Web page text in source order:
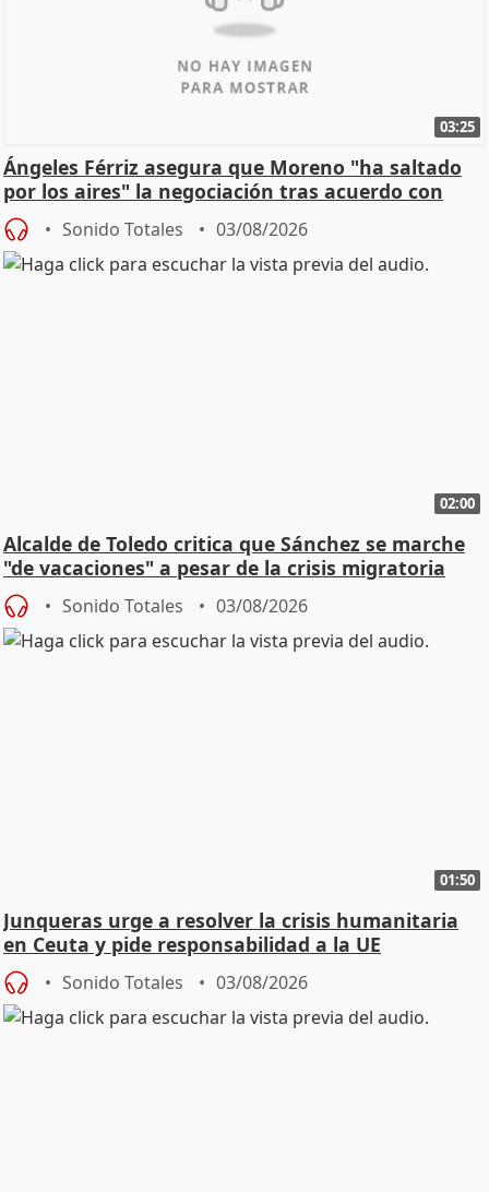
03:25
Ángeles Férriz asegura que Moreno "ha saltado
por los aires" la negociación tras acuerdo con
SMA
Sonido Totales 03/08/2026
02:00
Alcalde de Toledo critica que Sánchez se marche
"de vacaciones" a pesar de la crisis migratoria
Sonido Totales 03/08/2026
01:50
Junqueras urge a resolver la crisis humanitaria
en Ceuta y pide responsabilidad a la UE
Sonido Totales 03/08/2026